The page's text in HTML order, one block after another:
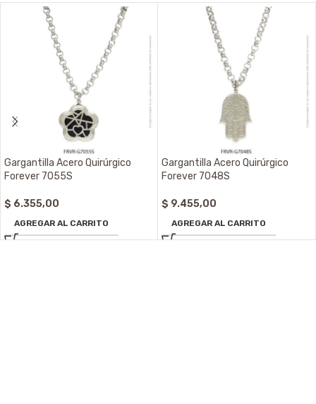
Gargantilla Acero Quirúrgico
Forever 7055S
$ 6.355,00
AGREGAR AL CARRITO
Gargantilla Acero Quirúrgico
Forever 7048S
$ 9.455,00
AGREGAR AL CARRITO